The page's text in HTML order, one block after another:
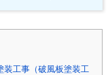
工事（破風板塗装工